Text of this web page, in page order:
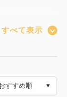
ます。
すべて表示